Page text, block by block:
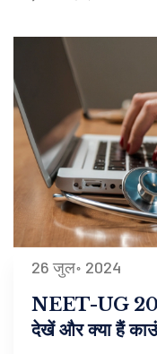
26 जुल॰ 2024
NEET-UG
देखें और क्या हैं